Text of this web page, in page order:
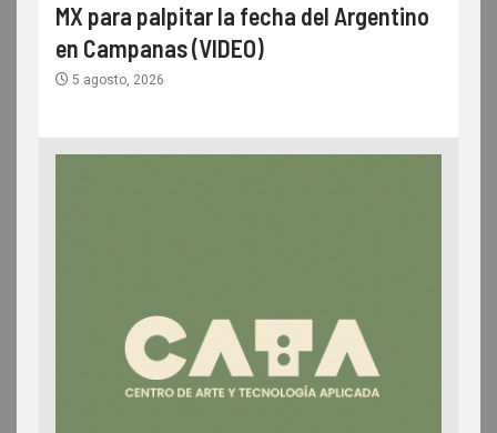
MX para palpitar la fecha del Argentino
en Campanas (VIDEO)
5 agosto, 2026